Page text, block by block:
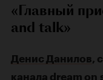
«Главный
and talk»
Денис Данилов,
канала dream on